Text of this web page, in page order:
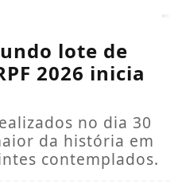
lote de
2026 inicia
no dia 30
da história em
contemplados.